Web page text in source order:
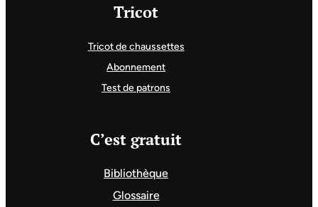
Tricot
Tricot de chaussettes
Abonnement
Test de patrons
C’est gratuit
Bibliothèque
Glossaire